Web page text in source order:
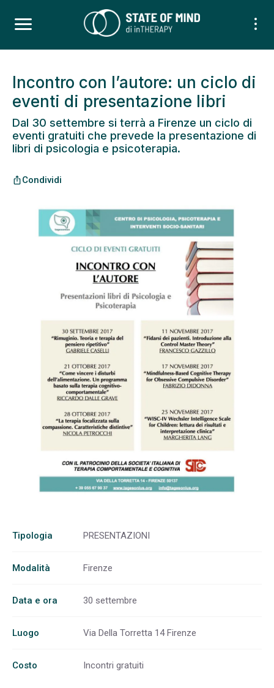
Incontro con l’autore: un ciclo di
eventi di presentazione libri
Dal 30 settembre si terrà a Firenze un ciclo di
eventi gratuiti che prevede la presentazione di
libri di psicologia e psicoterapia.
ios_shareCondividi
Tipologia PRESENTAZIONI
Modalità Firenze
Data e ora 30 settembre
Luogo Via Della Torretta 14 Firenze
Costo Incontri gratuiti